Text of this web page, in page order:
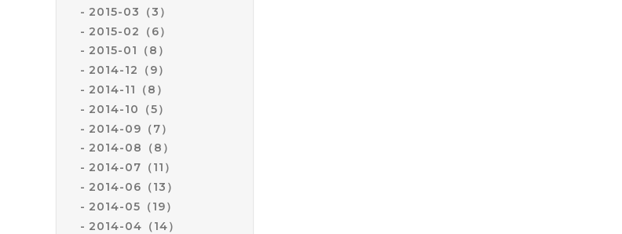
2015-03（3）
2015-02（6）
2015-01（8）
2014-12（9）
2014-11（8）
2014-10（5）
2014-09（7）
2014-08（8）
2014-07（11）
2014-06（13）
2014-05（19）
2014-04（14）